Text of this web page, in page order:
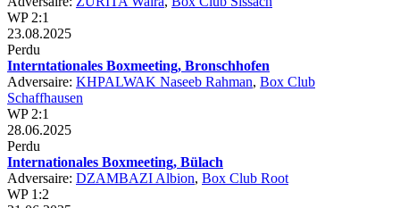
WP 2:1
23.08.2025
Perdu
Interntationales Boxmeeting, Bronschhofen
Adversaire: KHPALWAK Naseeb Rahman, Box Club
Schaffhausen
WP 2:1
28.06.2025
Perdu
Internationales Boxmeeting, Bülach
Adversaire: DZAMBAZI Albion, Box Club Root
WP 1:2